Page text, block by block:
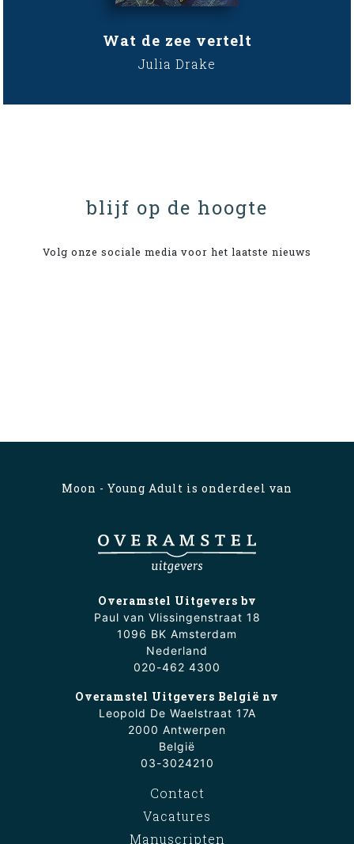
Wat de zee vertelt
Julia Drake
blijf op de hoogte
Volg onze sociale media voor het laatste nieuws
Moon - Young Adult is onderdeel van
Overamstel Uitgevers bv
Paul van Vlissingenstraat 18
1096 BK Amsterdam
Nederland
020-462 4300
Overamstel Uitgevers België nv
Leopold De Waelstraat 17A
2000 Antwerpen
België
03-3024210
Contact
Vacatures
Manuscripten